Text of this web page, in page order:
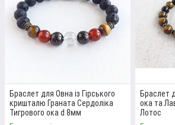
ПЕРЕВАГИ РОБОТИ З «5
КУПІВЛІ БРАСЛЕТА ТА
Браслет для Овна із Гірського
кришталю Граната Сердоліка
Тигрового ока d 8мм
Браслет
ока та
Лотос